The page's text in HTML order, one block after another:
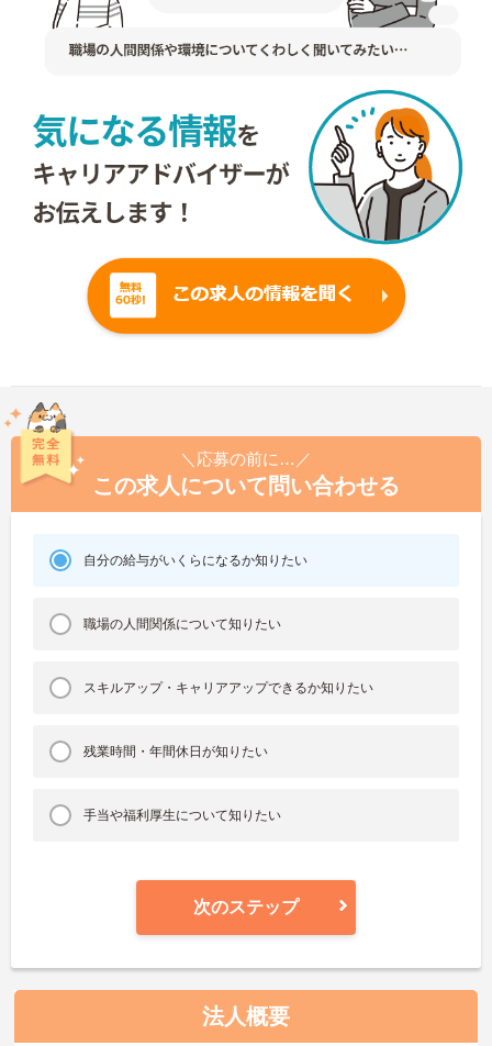
＼応募の前に…／
この求人について問い合わせる
自分の給与がいくらになるか知りたい
職場の人間関係について知りたい
スキルアップ・キャリアアップできるか知りたい
残業時間・年間休日が知りたい
手当や福利厚生について知りたい
次のステップ
法人概要